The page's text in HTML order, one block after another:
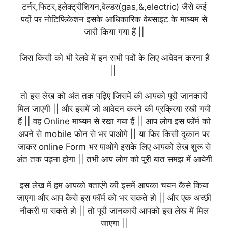
टर्नर,फिटर,इलेक्ट्रीशियन,वेल्डर(gas,&,electric) जैसे कई
पदों पर नोटिफिकेशन इसके आधिकारिक वेबसाइट के माध्यम से
जारी किया गया हैं ||
जिस किसी को भी रेलवे में इन सभी पदों के लिए आवेदन करना हैं
तो इस लेख को अंत तक पढ़िए जिसमें की आपको पूरी जानकारी
मिल जाएगी || और इसमें जो आवेदन करने की प्रक्रिया रखी गयी
हैं || वह Online माध्यम से रखा गया हैं || आप लोग इस फॉर्म को
अपने से mobile फोन से भर पाओगे || या फिर किसी दुकान पर
जाकर online Form भर पाओगे इसके लिए आपको लेख शुरू से
अंत तक पढ़ना होगा || तभी आप लोग को पूरी बात समझ में आयेगी
इस लेख में हम आपको बताएंगे की इसमें आपका चयन कैसे किया
जाएगा और आप कैसे इस फॉर्म को भर सकते हो || और एक अच्छी
नौकरी पा सकते हो || तो पूरी जानकारी आपको इस लेख में मिल
जाएगा ||